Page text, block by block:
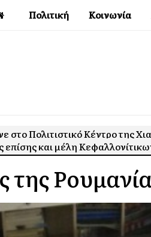
Πολιτική Κοινωνία
στο Πολιτιστικό Κέντρο της
και μέλη
της